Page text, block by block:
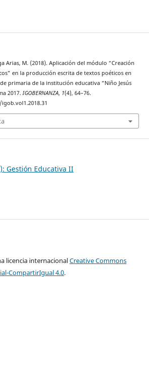
Arias, M. (2018). Aplicación del módulo “Creación
en la producción escrita de textos poéticos en
primaria de la institución educativa “Niño Jesús
2017. IGOBERNANZA, 1(4), 64–76.
Gestión Educativa II
licencia internacionalCreative Commons
CompartirIgual 4.0.